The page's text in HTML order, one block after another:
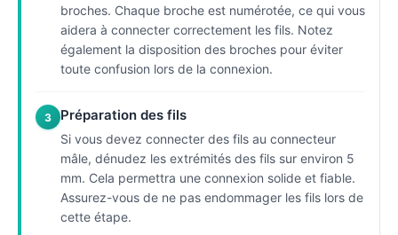
broches. Chaque broche est numérotée, ce qui vous
aidera à connecter correctement les fils. Notez
également la disposition des broches pour éviter
toute confusion lors de la connexion.
3 Préparation des fils
Si vous devez connecter des fils au connecteur
mâle, dénudez les extrémités des fils sur environ 5
mm. Cela permettra une connexion solide et fiable.
Assurez-vous de ne pas endommager les fils lors de
cette étape.